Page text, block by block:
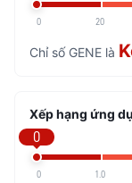
0 20
Chỉ số GENE là
Xếp hạng ứng
0
0 1.0